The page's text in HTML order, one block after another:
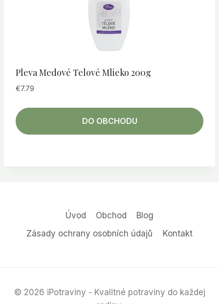
Pleva Medové Telové Mlieko 200g
€7.79
DO OBCHODU
Úvod Obchod
Blog
Zásady ochrany osobních údajů
Kontakt
© 2026 iPotraviny - Kvalitné potraviny do každej